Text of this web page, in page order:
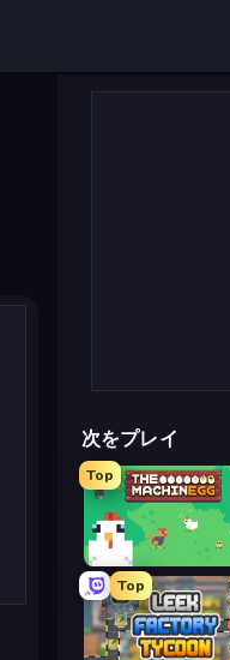
次をプレイ
Top
The MachinEGG
Top